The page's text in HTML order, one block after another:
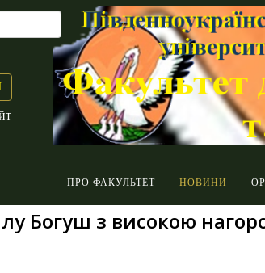
ПРО ФАКУЛЬТЕТ НОВИНИ
Богуш з високою